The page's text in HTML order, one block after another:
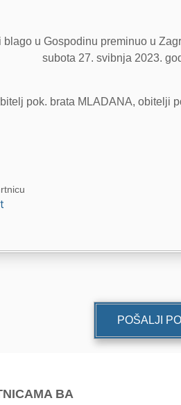
blago u Gospodinu preminuo u
subota 27. svibnja 2023.
pok. brata MLADANA, obitelji
POŠALJI
BA